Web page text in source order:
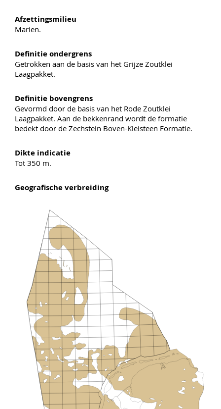
Afzettingsmilieu
Marien.
Definitie ondergrens
Getrokken aan de basis van het Grijze Zoutklei
Laagpakket.
Definitie bovengrens
Gevormd door de basis van het Rode Zoutklei
Laagpakket. Aan de bekkenrand wordt de formatie
bedekt door de Zechstein Boven-Kleisteen Formatie.
Dikte indicatie
Tot 350 m.
Geografische verbreiding